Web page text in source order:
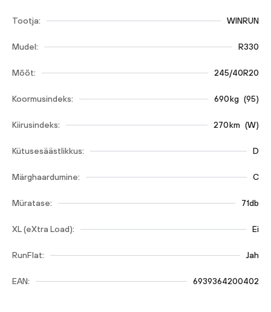
Tootja: WINRUN
Mudel: R330
Mõõt: 245/40R20
Koormusindeks: 690kg (95)
Kiirusindeks: 270km (W)
Kütusesäästlikkus: D
Märghaardumine: C
Müratase: 71db
XL (eXtra Load): Ei
RunFlat: Jah
EAN: 6939364200402